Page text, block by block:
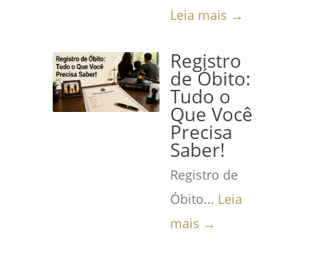
Leia mais →
Registro
de Óbito:
Tudo o
Que Você
Precisa
Saber!
Registro de
Óbito... Leia
mais →